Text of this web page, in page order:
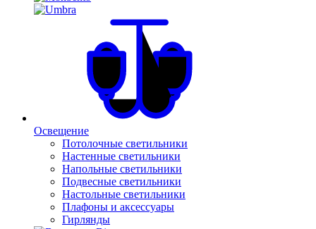
Освещение
Потолочные светильники
Настенные светильники
Напольные светильники
Подвесные светильники
Настольные светильники
Плафоны и аксессуары
Гирлянды